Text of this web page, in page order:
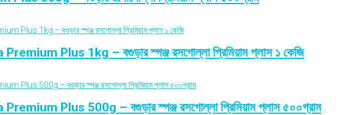
Plus 1kg – বগুড়ার স্পঞ্জ রসগোল্লা প্রিমিয়াম প্লাস ১ কেজি
Plus 500g – বগুড়ার স্পঞ্জ রসগোল্লা প্রিমিয়াম প্লাস ৫০০গ্রাম